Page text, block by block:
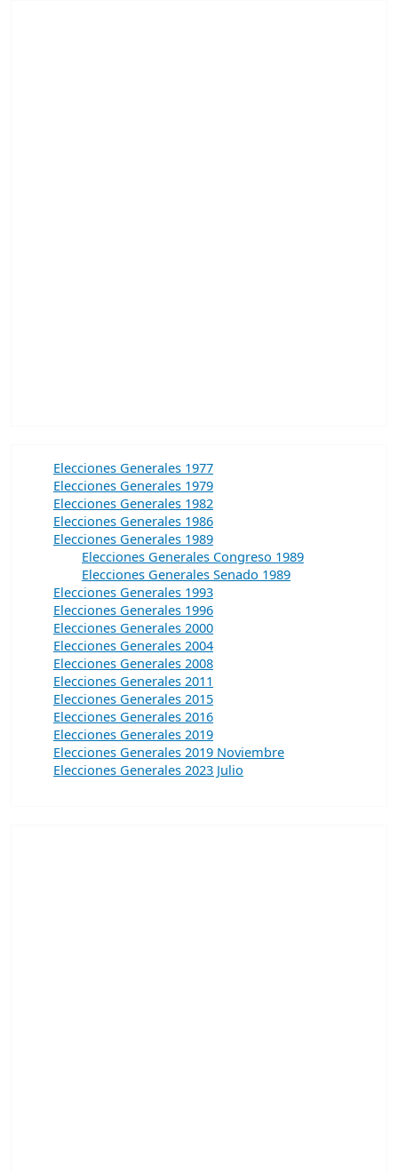
Elecciones Generales 1977
Elecciones Generales 1979
Elecciones Generales 1982
Elecciones Generales 1986
Elecciones Generales 1989
Elecciones Generales Congreso 1989
Elecciones Generales Senado 1989
Elecciones Generales 1993
Elecciones Generales 1996
Elecciones Generales 2000
Elecciones Generales 2004
Elecciones Generales 2008
Elecciones Generales 2011
Elecciones Generales 2015
Elecciones Generales 2016
Elecciones Generales 2019
Elecciones Generales 2019 Noviembre
Elecciones Generales 2023 Julio